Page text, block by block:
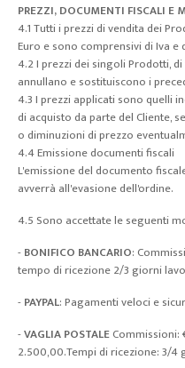
PREZZI, DOCUMENTI FISCALI E
4.1 Tutti i prezzi di vendita dei
Euro e sono comprensivi di Iva
4.2 I prezzi dei singoli Prodotti,
annullano e sostituiscono i
4.3 I prezzi applicati sono quelli
di acquisto da parte del Cliente,
o diminuzioni di prezzo
4.4 Emissione documenti fiscali
L'emissione del documento
avverrà all'evasione dell'ordine.
4.5 Sono accettate le seguenti
-BONIFICO BANCARIO:
tempo di ricezione 2/3 giorni
-PAYPAL: Pagamenti veloci e
-VAGLIA POSTALECommissioni:
2.500,00.Tempi di ricezione: 3/4